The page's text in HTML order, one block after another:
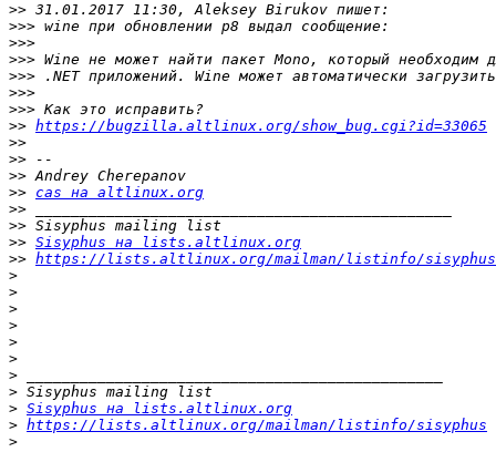
>>
>>>
>>>
>>>
>>>
>>>
>>>
>> https://bugzilla.altlinux.org/show_bug.cgi?id=33065
>>
>>
>>
>> cas на altlinux.org
>>
>>
>> Sisyphus на lists.altlinux.org
>> https://lists.altlinux.org/mailman/listinfo/sisyphus
>
>
>
>
>
>
>
>
> Sisyphus на lists.altlinux.org
> https://lists.altlinux.org/mailman/listinfo/sisyphus
>